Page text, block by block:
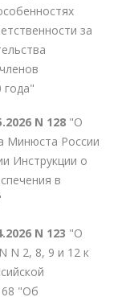
за
N 128 "О
Минюста России
Инструкции о
в
N 123 "О
N 2, 8, 9 и 12 к
"Об